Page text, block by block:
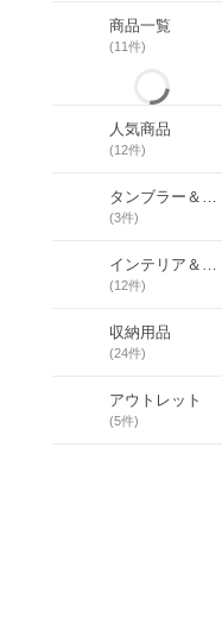
商品一覧
(11件)
人気商品
(12件)
タンブラー＆コ
(3件)
インテリア＆家
(12件)
収納用品
(24件)
アウトレット
(5件)